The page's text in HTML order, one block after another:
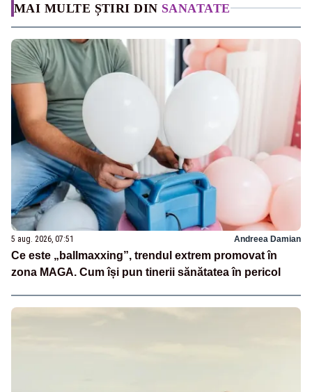
MAI MULTE ȘTIRI DIN SANATATE
5 aug. 2026, 07:51 Andreea Damian
Ce este „ballmaxxing”, trendul extrem promovat în
zona MAGA. Cum își pun tinerii sănătatea în pericol